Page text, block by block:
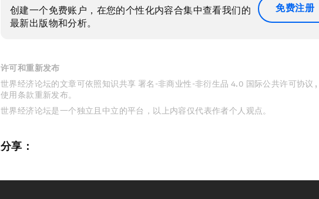
创建一个免费账户，在您的个性化内容合集中查看我们的
最新出版物和分析。
免费注册
许可和重新发布
世界经济论坛的文章可依照知识共享 署名-非商业性-非衍生品 4.0 国际公共许可协议
使用条款重新发布。
世界经济论坛是一个独立且中立的平台，以上内容仅代表作者个人观点。
分享：